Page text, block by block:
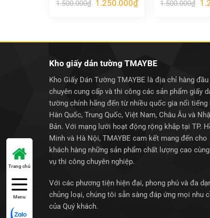
1.500.000₫ Giá
1.250.000₫Giá
1.500.000₫ Giá
Kho giấy dán tường TMAYBE
Kho Giấy Dán Tường TMAYBE là địa chỉ hàng đầu
chuyên cung cấp và thi công các sản phẩm giấy
tường chính hãng đến từ nhiều quốc gia nổi tiếng
Hàn Quốc, Trung Quốc, Việt Nam, Châu Âu và
Bản. Với mạng lưới hoạt động rộng khắp tại TP.
Minh và Hà Nội, TMAYBE cam kết mang đến cho
khách hàng những sản phẩm chất lượng cao
vụ thi công chuyên nghiệp.
Với các phương tiện hiện đại, phong phú và đa
chủng loại, chúng tôi sẵn sàng đáp ứng mọi nhu
của Quý khách.
Trang chủ
Menu